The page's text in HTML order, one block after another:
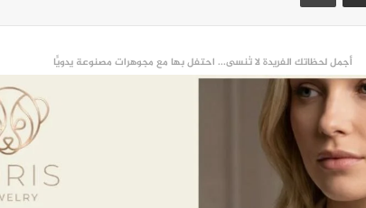
أجمل لحظاتك الفريدة لا تُنسى... احتفل بها مع مجوهرات مصنوعة يدويًّا